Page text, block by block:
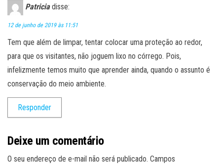
Patricia disse:
12 de junho de 2019 às 11:51
Tem que além de limpar, tentar colocar uma proteção ao redor,
para que os visitantes, não joguem lixo no córrego. Pois,
infelizmente temos muito que aprender ainda, quando o assunto é
conservação do meio ambiente.
Responder
Deixe um comentário
O seu endereço de e-mail não será publicado. Campos